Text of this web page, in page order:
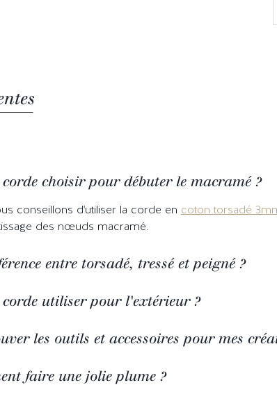
corde choisir pour débuter le macramé ?
conseillons d'utiliser la corde en coton torsadé
des nœuds macramé.
entre torsadé, tressé et peigné ?
corde utiliser pour l'extérieur ?
les outils et accessoires pour mes
faire une jolie plume ?